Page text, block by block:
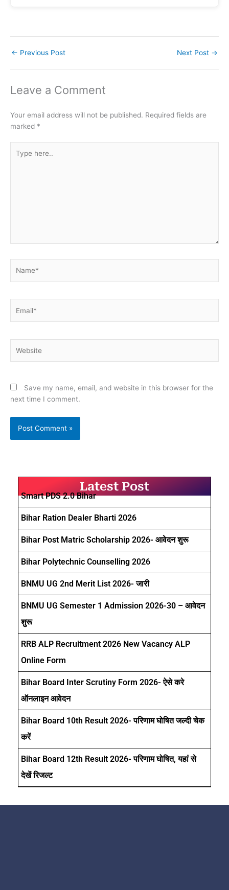
← Previous Post Next Post →
Leave a Comment
Your email address will not be published. Required fields are
marked *
here..
Save my name, email, and website in this browser for the
next time I comment.
Latest Post
Smart PDS 2.0 Bihar
Bihar Ration Dealer Bharti 2026
Bihar Post Matric Scholarship 2026- आवेदन शुरू
Bihar Polytechnic Counselling 2026
BNMU UG 2nd Merit List 2026- जारी
BNMU UG Semester 1 Admission 2026-30 – आवेदन
शुरू
RRB ALP Recruitment 2026 New Vacancy ALP
Online Form
Bihar Board Inter Scrutiny Form 2026- ऐसे करे
ऑनलाइन आवेदन
Bihar Board 10th Result 2026- परिणाम घोषित जल्दी चेक
करें
Bihar Board 12th Result 2026- परिणाम घोषित, यहां से
देखें रिजल्ट